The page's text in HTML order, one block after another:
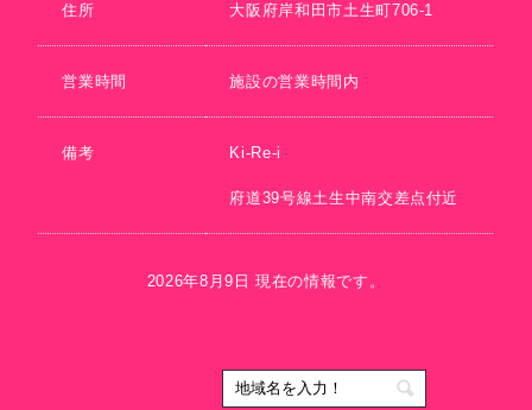
住所 大阪府岸和田市土生町706-1
営業時間 施設の営業時間内
備考 Ki-Re-i
府道39号線土生中南交差点付近
2026年8月9日 現在の情報です。